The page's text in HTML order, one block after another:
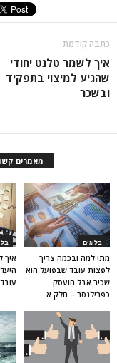
כתבה קודמת
איך לשמר טלנט יחודי
שהגיע למיצוי בתפקיד
ובשכר
מאמרים
איך
בלוגים
מתי למה ובכמה צריך
לפצות עובד שבפועל הוא
שכיר אבל הועסק
כפרילנסר – חלק א